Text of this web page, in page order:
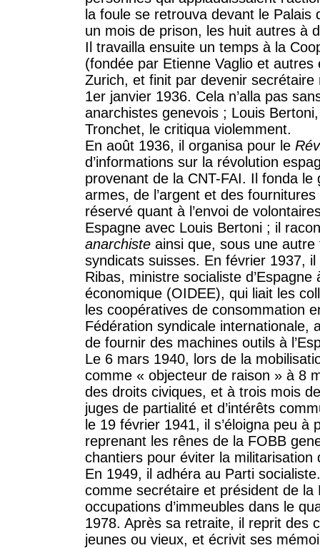
la foule se retrouva devant le
un mois de prison, les huit autres à
Il travailla ensuite un temps à la
(fondée par Etienne Vaglio et
Zurich, et finit par devenir
1er janvier 1936. Cela n’alla pas
anarchistes genevois ; Louis
Tronchet, le critiqua violemment.
En août 1936, il organisa pour le
d’informations sur la révolution
provenant de la CNT-FAI. Il fonda
armes, de l’argent et des
réservé quant à l’envoi de
Espagne avec Louis Bertoni ; il
anarchiste ainsi que, sous une
syndicats suisses. En février 1937,
Ribas, ministre socialiste d’Espagne
économique (OIDEE), qui liait les
les coopératives de consommation
Fédération syndicale internationale,
de fournir des machines outils à
Le 6 mars 1940, lors de la
comme « objecteur de raison » à 8
des droits civiques, et à trois mois
juges de partialité et d’intérêts
le 19 février 1941, il s’éloigna peu
reprenant les rênes de la FOBB
chantiers pour éviter la militarisation
En 1949, il adhéra au Parti
comme secrétaire et président de
occupations d’immeubles dans le
1978. Après sa retraite, il reprit des
jeunes ou vieux, et écrivit ses